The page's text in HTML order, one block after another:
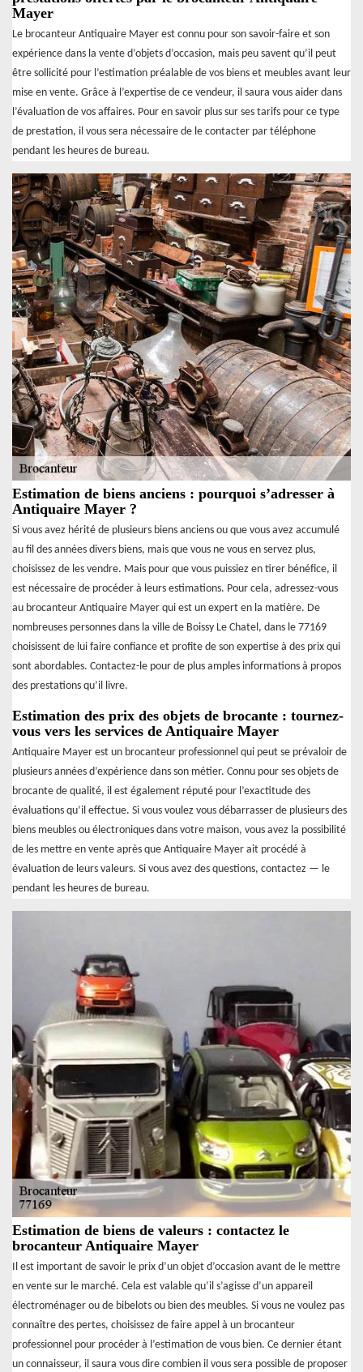
Mayer
Le brocanteur Antiquaire Mayer est connu pour son savoir-faire et son
expérience dans la vente d’objets d’occasion, mais peu savent qu’il peut
être sollicité pour l’estimation préalable de vos biens et meubles avant leur
mise en vente. Grâce à l’expertise de ce vendeur, il saura vous aider dans
l’évaluation de vos affaires. Pour en savoir plus sur ses tarifs pour ce type
de prestation, il vous sera nécessaire de le contacter par téléphone
pendant les heures de bureau.
Estimation de biens anciens : pourquoi s’adresser à
Antiquaire Mayer ?
Si vous avez hérité de plusieurs biens anciens ou que vous avez accumulé
au fil des années divers biens, mais que vous ne vous en servez plus,
choisissez de les vendre. Mais pour que vous puissiez en tirer bénéfice, il
est nécessaire de procéder à leurs estimations. Pour cela, adressez-vous
au brocanteur Antiquaire Mayer qui est un expert en la matière. De
nombreuses personnes dans la ville de Boissy Le Chatel, dans le 77169
choisissent de lui faire confiance et profite de son expertise à des prix qui
sont abordables. Contactez-le pour de plus amples informations à propos
des prestations qu’il livre.
Estimation des prix des objets de brocante : tournez-
vous vers les services de Antiquaire Mayer
Antiquaire Mayer est un brocanteur professionnel qui peut se prévaloir de
plusieurs années d’expérience dans son métier. Connu pour ses objets de
brocante de qualité, il est également réputé pour l’exactitude des
évaluations qu’il effectue. Si vous voulez vous débarrasser de plusieurs des
biens meubles ou électroniques dans votre maison, vous avez la possibilité
de les mettre en vente après que Antiquaire Mayer ait procédé à
évaluation de leurs valeurs. Si vous avez des questions, contactez — le
pendant les heures de bureau.
Estimation de biens de valeurs : contactez le
brocanteur Antiquaire Mayer
Il est important de savoir le prix d’un objet d’occasion avant de le mettre
en vente sur le marché. Cela est valable qu’il s’agisse d’un appareil
électroménager ou de bibelots ou bien des meubles. Si vous ne voulez pas
connaître des pertes, choisissez de faire appel à un brocanteur
professionnel pour procéder à l’estimation de vous bien. Ce dernier étant
un connaisseur, il saura vous dire combien il vous sera possible de proposer